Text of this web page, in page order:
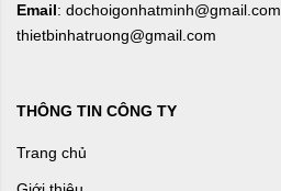
Email: dochoigonhatminh@gmail.com
thietbinhatruong@gmail.com
THÔNG TIN CÔNG TY
Trang chủ